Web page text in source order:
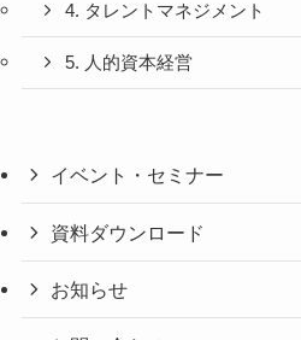
4. タレントマネジメント
5. 人的資本経営
イベント・セミナー
資料ダウンロード
お知らせ